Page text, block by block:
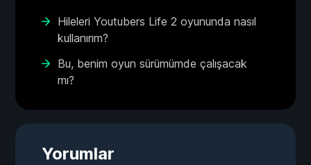
Hileleri Youtubers Life 2 oyununda nasıl
kullanırım?
Bu, benim oyun sürümümde çalışacak
mı?
Yorumlar